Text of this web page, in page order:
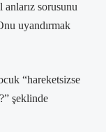
anlarız sorusunu
uyandırmak
“hareketsizse
şeklinde